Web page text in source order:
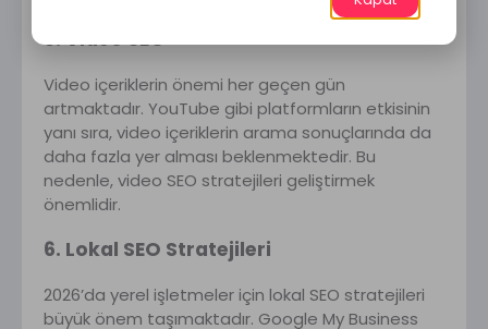
5. Video SEO
Video içeriklerin önemi her geçen gün
artmaktadır. YouTube gibi platformların etkisinin
yanı sıra, video içeriklerin arama sonuçlarında da
daha fazla yer alması beklenmektedir. Bu
nedenle, video SEO stratejileri geliştirmek
önemlidir.
6. Lokal SEO Stratejileri
2026’da yerel işletmeler için lokal SEO stratejileri
büyük önem taşımaktadır. Google My Business